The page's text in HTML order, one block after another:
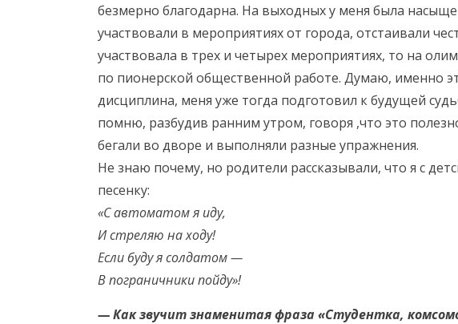
безмерно благодарна. На выходных у меня была
участвовали в мероприятиях от города, отстаивали
участвовала в трех и четырех мероприятиях, то на
по пионерской общественной работе. Думаю, именно
дисциплина, меня уже тогда подготовил к будущей
помню, разбудив ранним утром, говоря ,что это
бегали во дворе и выполняли разные упражнения.
Не знаю почему, но родители рассказывали, что я с
песенку:
«С автоматом я иду,
И стреляю на ходу!
Если буду я солдатом —
В пограничники пойду»!
— Как звучит знаменитая фраза «Студентка,